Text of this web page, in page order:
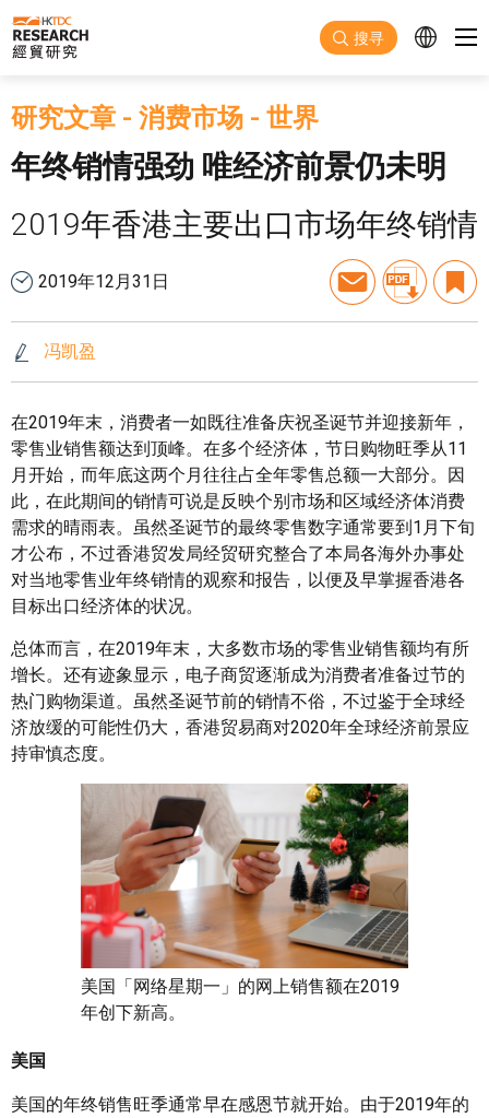
跳至主要内容
搜寻
研究文章 - 消费市场 - 世界
年终销情强劲 唯经济前景仍未明
2019年香港主要出口市场年终销情
2019年12月31日
冯凯盈
在2019年末，消费者一如既往准备庆祝圣诞节并迎接新年，
零售业销售额达到顶峰。在多个经济体，节日购物旺季从11
月开始，而年底这两个月往往占全年零售总额一大部分。因
此，在此期间的销情可说是反映个别市场和区域经济体消费
需求的晴雨表。虽然圣诞节的最终零售数字通常要到1月下旬
才公布，不过香港贸发局经贸研究整合了本局各海外办事处
对当地零售业年终销情的观察和报告，以便及早掌握香港各
目标出口经济体的状况。
总体而言，在2019年末，大多数市场的零售业销售额均有所
增长。还有迹象显示，电子商贸逐渐成为消费者准备过节的
热门购物渠道。虽然圣诞节前的销情不俗，不过鉴于全球经
济放缓的可能性仍大，香港贸易商对2020年全球经济前景应
持审慎态度。
美国「网络星期一」的网上销售额在2019
年创下新高。
美国
美国的年终销售旺季通常早在感恩节就开始。由于2019年的